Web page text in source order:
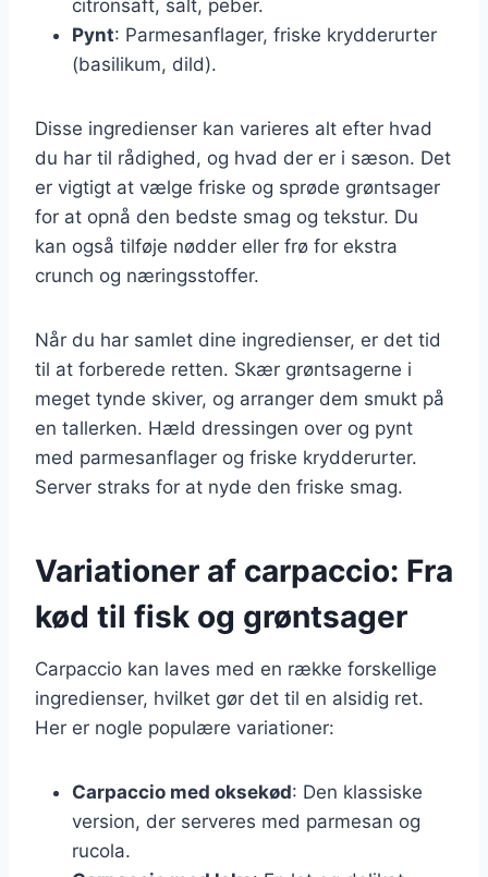
citronsaft, salt, peber.
Pynt: Parmesanflager, friske krydderurter
(basilikum, dild).
Disse ingredienser kan varieres alt efter hvad
du har til rådighed, og hvad der er i sæson. Det
er vigtigt at vælge friske og sprøde grøntsager
for at opnå den bedste smag og tekstur. Du
kan også tilføje nødder eller frø for ekstra
crunch og næringsstoffer.
Når du har samlet dine ingredienser, er det tid
til at forberede retten. Skær grøntsagerne i
meget tynde skiver, og arranger dem smukt på
en tallerken. Hæld dressingen over og pynt
med parmesanflager og friske krydderurter.
Server straks for at nyde den friske smag.
Variationer af carpaccio: Fra
kød til fisk og grøntsager
Carpaccio kan laves med en række forskellige
ingredienser, hvilket gør det til en alsidig ret.
Her er nogle populære variationer:
Carpaccio med oksekød: Den klassiske
version, der serveres med parmesan og
rucola.